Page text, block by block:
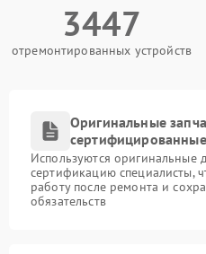
3447
отремонтированных устройств
Оригинальные
Используются
сертификацию специалисты,
работу после ремонта и
обязательств